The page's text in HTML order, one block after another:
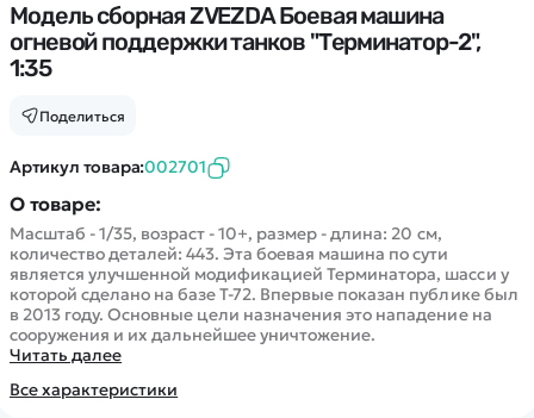
Модель сборная ZVEZDA Боевая машина
огневой поддержки танков "Терминатор-2",
1:35
Поделиться
Артикул товара:002701
О товаре:
Масштаб - 1/35, возраст - 10+, размер - длина: 20 см,
количество деталей: 443. Эта боевая машина по сути
является улучшенной модификацией Терминатора, шасси у
которой сделано на базе Т-72. Впервые показан публике был
в 2013 году. Основные цели назначения это нападение на
сооружения и их дальнейшее уничтожение.
Читать далее
Все характеристики
Каталог
Машинки
Танки
Вертолеты
Катера
Роботы
Самолеты
Сборные модели
Детские электромобили
Информация
Оптовые продажи
Блог
Статьи про беспилотники
Обзор квадрокоптеров
Аренда Квадрокоптеров
Покупка в кредит
Покупателю
Контакты
Оплата и доставка
Помощь
Отследить заказ